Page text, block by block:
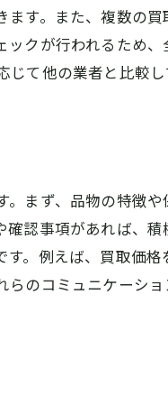
す。また、複数の
クが行われるため
て他の業者と比較
まず、品物の特徴
認事項があれば、
。例えば、買取価
のコミュニケーシ